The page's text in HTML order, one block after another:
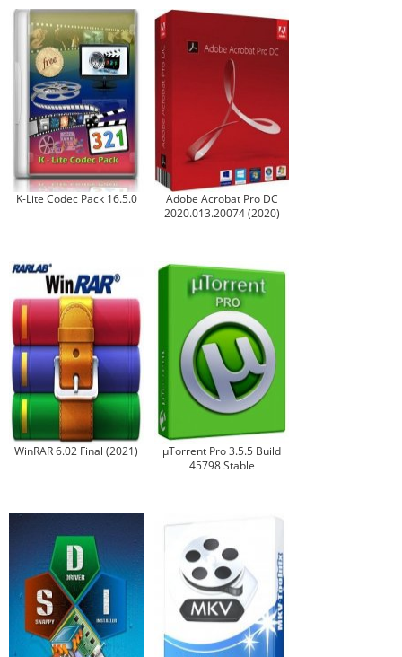
K-Lite Codec Pack 16.5.0
Adobe Acrobat Pro DC
2020.013.20074 (2020)
WinRAR 6.02 Final (2021)
µTorrent Pro 3.5.5 Build
45798 Stable